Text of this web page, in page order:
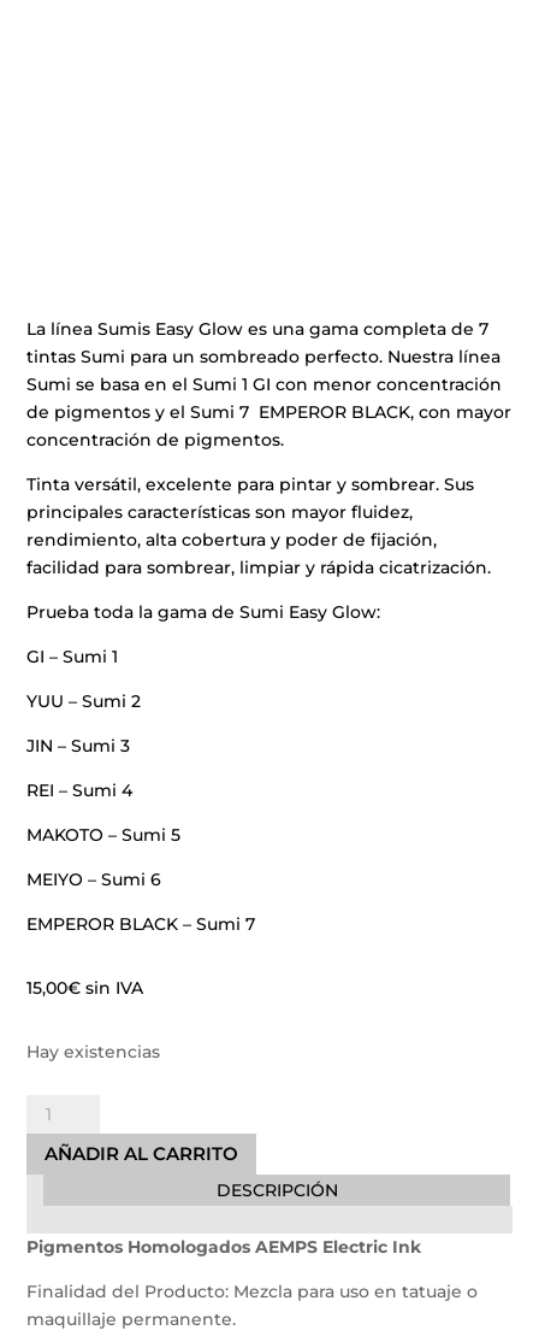
La línea Sumis Easy Glow es una gama completa de 7
tintas Sumi para un sombreado perfecto. Nuestra línea
Sumi se basa en el Sumi 1 GI con menor concentración
de pigmentos y el Sumi 7 EMPEROR BLACK, con mayor
concentración de pigmentos.
Tinta versátil, excelente para pintar y sombrear. Sus
principales características son mayor fluidez,
rendimiento, alta cobertura y poder de fijación,
facilidad para sombrear, limpiar y rápida cicatrización.
Prueba toda la gama de Sumi Easy Glow:
GI – Sumi 1
YUU – Sumi 2
JIN – Sumi 3
REI – Sumi 4
MAKOTO – Sumi 5
MEIYO – Sumi 6
EMPEROR BLACK – Sumi 7
15,00€ sin IVA
Hay existencias
Tinta
SUMI
Easy
30ml
REACH/
AÑADIR AL CARRITO
DESCRIPCIÓN
Pigmentos Homologados AEMPS Electric Ink
Finalidad del Producto: Mezcla para uso en tatuaje o
maquillaje permanente.